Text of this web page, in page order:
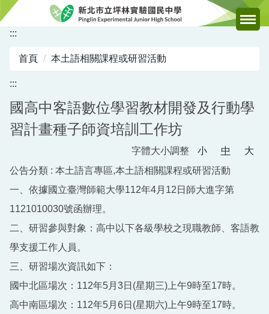
跳
主
容
:::
首頁 本土語相關課程或研習活動
:::
國高中客語數位學習教材開發及行動學
習計畫種子師資培訓工作坊
字體大小調整 小 中
大
公告分類 : 本土語言專區,本土語相關課程或研習活動
一、依據國立臺灣師範大學112年4月12日師大進字第
1121010030號函辦理。
二、研習參與對象：高中以下各級學校之現職教師、客語教
學支援工作人員。
三、研習場次資訊如下：
國中北區場次：112年5月3日(星期三)上午9時至17時。
高中南區場次：112年5月6日(星期六)上午9時至17時。